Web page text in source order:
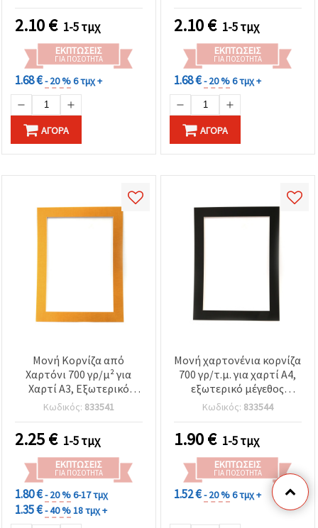
2.10€ 1-5 τμχ
ΕΚΠΤΏΣΕΙΣ
ΓΙΑ ΠΟΣΌΤΗΤΑ
1.68 €- 20 %6 τμχ +
ΑΓΟΡΆ
2.10€ 1-5 τμχ
ΕΚΠΤΏΣΕΙΣ
ΓΙΑ ΠΟΣΌΤΗΤΑ
1.68 €- 20 %6 τμχ +
ΑΓΟΡΆ
Μονή Κορνίζα από
Χαρτόνι 700 γρ/μ² για
Χαρτί A3, Εξωτερικό
Μέγεθος 49x36,7 εκ.,
Χρυσή
Κωδικός: 833541
2.25€ 1-5 τμχ
ΕΚΠΤΏΣΕΙΣ
ΓΙΑ ΠΟΣΌΤΗΤΑ
1.80 €- 20 %6-17 τμχ
1.35 €- 40 %18 τμχ +
Μονή χαρτονένια κορνίζα
700 γρ/τ.μ. για χαρτί A4,
εξωτερικό μέγεθος
26,4x35 εκ., μαύρο χρώμα
Κωδικός: 833544
1.90€ 1-5 τμχ
ΕΚΠΤΏΣΕΙΣ
ΓΙΑ ΠΟΣΌΤΗΤΑ
1.52 €- 20 %6 τμχ +